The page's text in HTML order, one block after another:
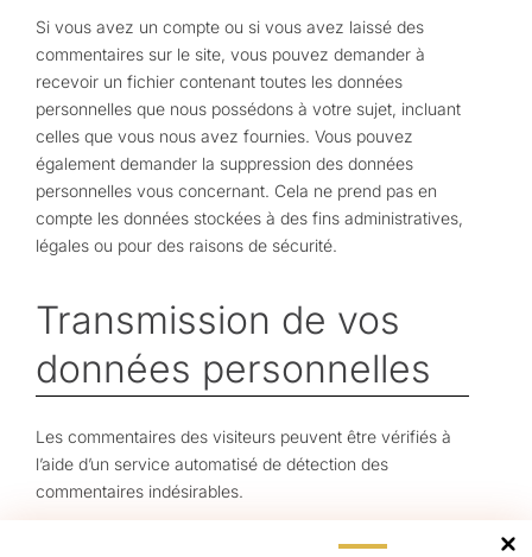
Si vous avez un compte ou si vous avez laissé des
commentaires sur le site, vous pouvez demander à
recevoir un fichier contenant toutes les données
personnelles que nous possédons à votre sujet, incluant
celles que vous nous avez fournies. Vous pouvez
également demander la suppression des données
personnelles vous concernant. Cela ne prend pas en
compte les données stockées à des fins administratives,
légales ou pour des raisons de sécurité.
Transmission de vos
données personnelles
Les commentaires des visiteurs peuvent être vérifiés à
l’aide d’un service automatisé de détection des
commentaires indésirables.